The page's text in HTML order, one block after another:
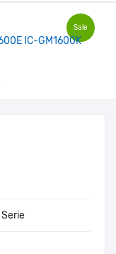
Sale
IC-GM1600K